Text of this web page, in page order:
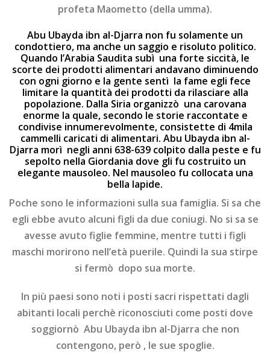
profeta Maometto (della umma).
Abu Ubayda ibn al-Djarra non fu solamente un
condottiero, ma anche un saggio e risoluto politico.
Quando l’Arabia Saudita subì una forte siccità, le
scorte dei prodotti alimentari andavano diminuendo
con ogni giorno e la gente sentì la fame egli fece
limitare la quantità dei prodotti da rilasciare alla
popolazione. Dalla Siria organizzò una carovana
enorme la quale, secondo le storie raccontate e
condivise innumerevolmente, consistette di 4mila
cammelli caricati di alimentari. Abu Ubayda ibn al-
Djarra morì negli anni 638-639 colpito dalla peste e fu
sepolto nella Giordania dove gli fu costruito un
elegante mausoleo. Nel mausoleo fu collocata una
bella lapide.
Poche sono le informazioni sulla sua famiglia. Si sa che
egli ebbe avuto alcuni figli da due coniugi. No si sa se
avesse avuto figlie femmine, mentre tutti i figli
maschi morirono nell’età puerile. Quindi la sua stirpe
si fermò dopo sua morte.
In più paesi sono noti i posti sacri rispettati dagli
abitanti locali perchè riconosciuti come posti dove
soggiornò Abu Ubayda ibn al-Djarra che non
contengono, però , le sue spoglie.